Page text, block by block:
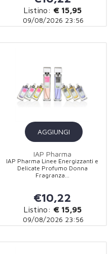
Listino: € 15,95
09/08/2026 23:56
AGGIUNGI
IAP Pharma
IAP Pharma Linee Energizzanti e
Delicate Profumo Donna
Fragranza...
€10,22
Listino: € 15,95
09/08/2026 23:56